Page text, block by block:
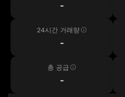
-
24시간 거래량
-
총 공급
-